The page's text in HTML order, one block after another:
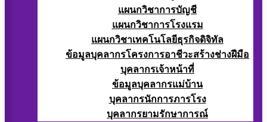
แผนกวิชาการบัญชี
แผนกวิชาการโรงแรม
แผนกวิชาเทคโนโลยีธุรกิจดิจิทัล
ข้อมูลบุคลากรโครงการอาชีวะสร้างช่างฝีมือ
บุคลากรเจ้าหน้าที่
ข้อมูลบุคลากรแม่บ้าน
บุคลากรนักการภารโรง
บุคลากรยามรักษาการณ์